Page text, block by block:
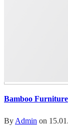
Bamboo Furniture
By Admin on